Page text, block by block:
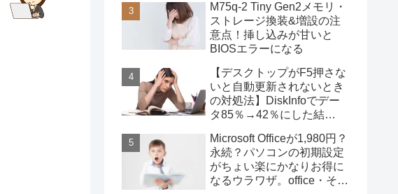
M75q-2 Tiny Gen2メモリ・
ストレージ換装&増設の注
意点！挿し込みが甘いと
BIOSエラーになる
【デスクトップがF5押さな
いと自動更新されないとき
の対処法】DiskInfoでデー
タ85％→42％にした結
Microsoft Officeが1,980円？
永続？パソコンの初期設定
がちょい楽にかなりお得に
なるウラワザ。office・その